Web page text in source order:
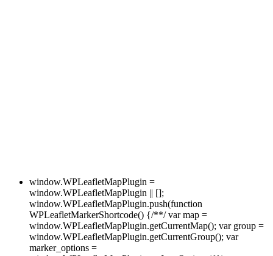
window.WPLeafletMapPlugin =
window.WPLeafletMapPlugin || [];
window.WPLeafletMapPlugin.push(function
WPLeafletMarkerShortcode() {/**/ var map =
window.WPLeafletMapPlugin.getCurrentMap(); var group =
window.WPLeafletMapPlugin.getCurrentGroup(); var
marker_options =